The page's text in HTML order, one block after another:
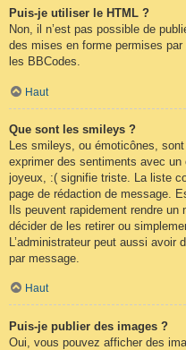
Puis-je utiliser le HTML ?
Non, il n’est pas possible de
des mises en forme permises
les BBCodes.
Haut
Que sont les smileys ?
Les smileys, ou émoticônes,
exprimer des sentiments avec
joyeux, :( signifie triste. La liste
page de rédaction de message.
Ils peuvent rapidement rendre
décider de les retirer ou
L’administrateur peut aussi
par message.
Haut
Puis-je publier des images ?
Oui, vous pouvez afficher des